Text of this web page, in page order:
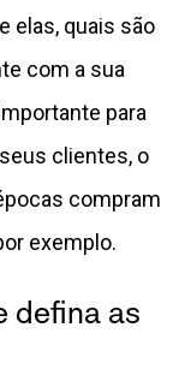
elas, quais são
com a sua
para
clientes, o
compram
exemplo.
defina as